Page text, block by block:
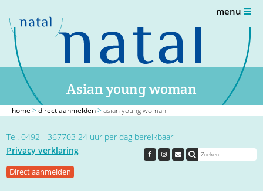
Asian young woman
menu
home > direct aanmelden> asian young woman
Tel. 0492 - 367703 24 uur per dag bereikbaar
Privacy verklaring
Direct aanmelden